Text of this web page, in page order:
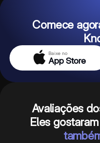
Comece
Baixe no
App Store
Avaliações
Eles